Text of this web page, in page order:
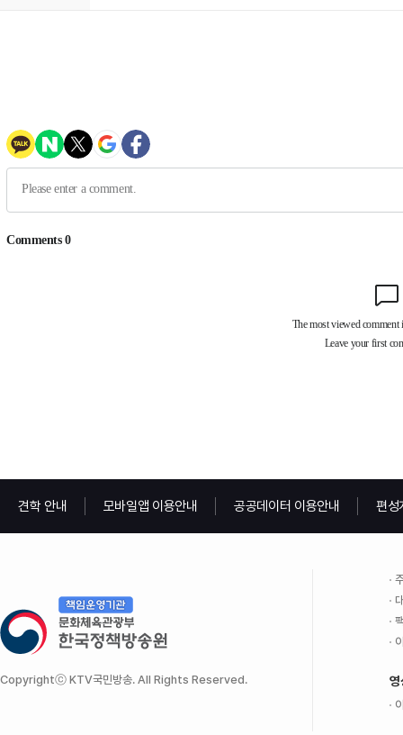
견학 안내 모바일앱 이용안내 공공데이터 이용안내 편성
Copyrightⓒ KTV국민방송. All Rights Reserved. 영